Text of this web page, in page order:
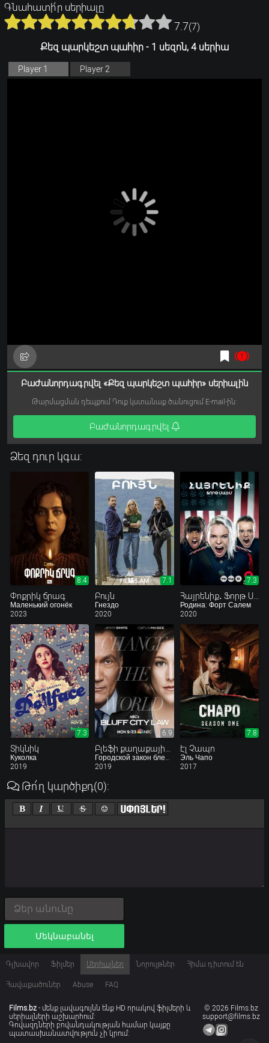
Գնահատի՛ր սերիալը
7.7(7)
Քեզ պարկեշտ պահիր - 1 սեզոն, 4 սերիա
Player 1 Player 2
Բաժանորդագրվել «Քեզ պարկեշտ պահիր» սերիալին
Թարմացման դեպքում Դուք կստանաք ծանուցում E-mail-ին:
Բաժանորդագրվել
Ձեզ դուր կգա:
8.4
Փոքրիկ ճրագ
Маленький огонёк
2023
7.1
Բույն
Гнездо
2020
7.3
Հայրենիք․ Ֆորթ Սալեմ
Родина: Форт Салем
2020
7.3
Տիկնիկ
Куколка
2019
6.9
Բլեֆի քաղաքային օրենքը
Городской закон блефа
2019
7.8
Էլ Չապո
Эль Чапо
2017
Թո՛ղ կարծիքդ(0):
Մեկնաբանել
Գլխավոր Ֆիլմեր Սերիալներ Նորույթներ Հիմա դիտում են
Հավաքածուներ Abuse FAQ
© 2026 Films.bz
support@films.bz
Films.bz - մենք լավագույնն ենք HD որակով ֆիլմերի և
սերիալների աշխարհում:
Գովազդների բովանդակության համար կայքը
պատասխանատվություն չի կրում: